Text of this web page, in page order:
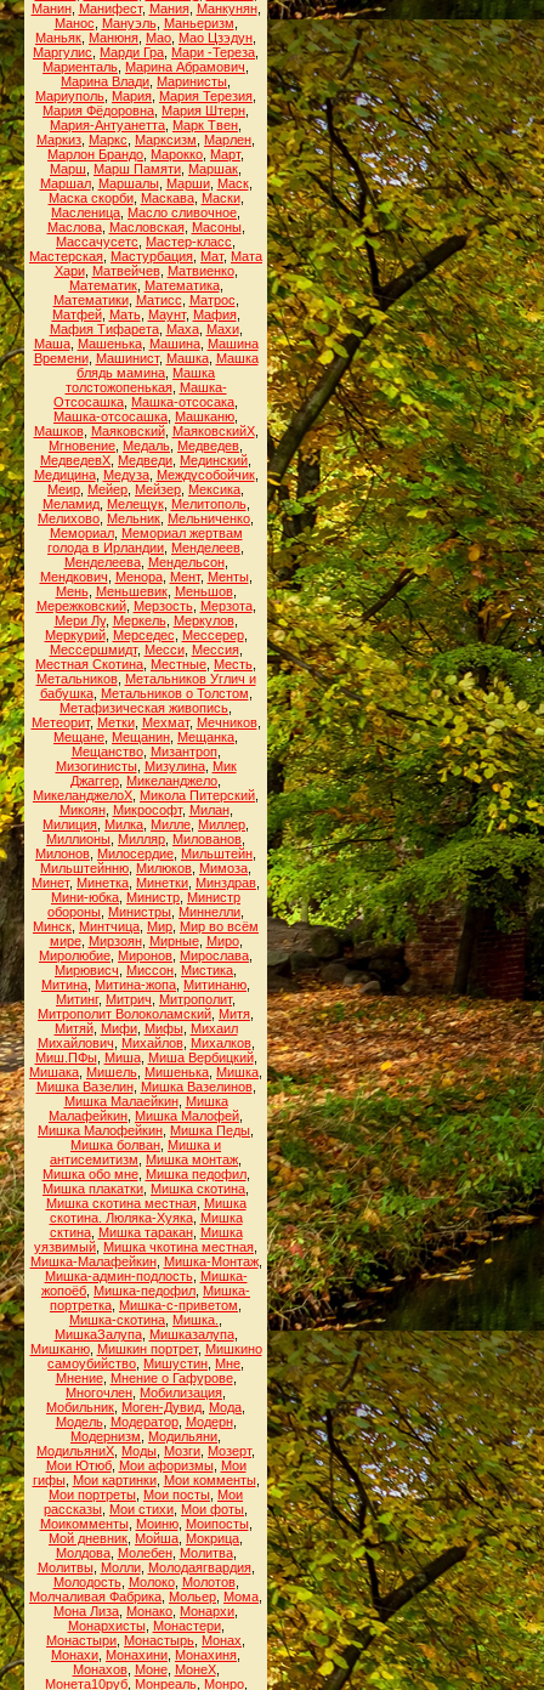
Манин, Манифест, Мания, Манкунян,
Манос
Мануэль, Маньеризм
Маньяк Манюня Мао Мао Цзэдун
Маргулис
Марди Гра Мари -Тереза
Мариенталь Марина Абрамович
Марина Влади Маринисты
Мариуполь Мария Мария Терезия
Мария Фёдоровна Мария Штерн
Мария-Антуанетта Марк Твен
Маркиз Маркс Марксизм Марлен
Марлон Брандо Марокко Март,
Марш
Марш Памяти Маршак
Маршал, Маршалы, Марши, Маск,
Маска скорби, Маскава, Маски,
Масленица Масло сливочное
Маслова, Масловская, Масоны,
Массачусетс
Мастер-класс
Мастерская Мастурбация Мат, Мата
Хари, Матвейчев, Матвиенко,
Математик, Математика,
Математики, Матисс Матрос
Матфей, Мать, Маунт, Мафия,
Мафия Тифарета, Маха, Махи,
Маша, Машенька, Машина, Машина
Времени, Машинист, Машка, Машка
блядь мамина Машка
толстожопенькая, Машка-
Отсосашка Машка-отсосака
Машка-отсосашка Машканю
Машков, Маяковский, МаяковскийХ,
Мгновение Медаль Медведев
МедведевХ Медведи Мединский
Медицина, Медуза, Междусобойчик,
Меир Мейер Мейзер Мексика
Меламид, Мелещук, Мелитополь,
Мелихово Мельник Мельниченко
Мемориал, Мемориал жертвам
голода в Ирландии Менделеев
Менделеева, Мендельсон,
Мендкович
Менора, Мент, Менты,
Мень, Меньшевик, Меньшов,
Мережковский, Мерзость, Мерзота,
Мери Лу, Меркель, Меркулов,
Меркурий, Мерседес Мессерер,
Мессершмидт, Месси, Мессия,
Местная Скотина Местные Месть
Метальников, Метальников Углич и
бабушка, Метальников о Толстом
Метафизическая живопись
Метеорит, Метки, Мехмат, Мечников,
Мещане Мещанин Мещанка
Мещанство, Мизантроп,
Мизогинисты, Мизулина, Мик
Джаггер Микеланджело
МикеланджелоХ Микола Питерский
Микоян, Микрософт, Милан,
Милиция Милка Милле Миллер
Миллионы Милляр Милованов
Милонов Милосердие Мильштейн
Мильштейнню Милюков Мимоза
Минет, Минетка Минетки Минздрав
Мини-юбка Министр Министр
обороны Министры Миннелли
Минск Минтчица Мир Мир во всём
мире, Мирзоян, Мирные, Миро,
Миролюбие Миронов Мирослава
Мирювисч
Миссон Мистика
Митина Митина-жопа Митинаню
Митинг, Митрич Митрополит,
Митрополит Волоколамский Митя
Митяй, Мифи, Мифы, Михаил
Михайлович
Михайлов, Михалков,
Миш.ПФы, Миша, Миша Вербицкий,
Мишака Мишель Мишенька Мишка
Мишка Вазелин, Мишка Вазелинов,
Мишка Малаейкин, Мишка
Малафейкин Мишка Малофей
Мишка Малофейкин Мишка Педы
Мишка болван Мишка и
антисемитизм
Мишка монтаж
Мишка обо мне, Мишка педофил,
Мишка плакатки Мишка скотина
Мишка скотина местная, Мишка
скотина. Люляка-Хуяка, Мишка
сктина, Мишка таракан, Мишка
уязвимый Мишка чкотина местная
Мишка-Малафейкин, Мишка-Монтаж,
Мишка-админ-подлость, Мишка-
жопоёб Мишка-педофил Мишка-
портретка Мишка-с-приветом
Мишка-скотина Мишка.
МишкаЗалупа, Мишказалупа,
Мишканю, Мишкин портрет, Мишкино
самоубийство Мишустин Мне
Мнение, Мнение о Гафурове,
Многочлен Мобилизация
Мобильник Моген-Дувид Мода
Модель, Модератор, Модерн,
Модернизм
Модильяни
МодильяниХ Моды Мозги Мозерт,
Мои Ютюб, Мои афоризмы, Мои
гифы, Мои картинки, Мои комменты,
Мои портреты Мои посты Мои
рассказы Мои стихи Мои фоты
Моикомменты, Моиню, Моипосты,
Мой дневник Мойша Мокрица
Молдова, Молебен, Молитва,
Молитвы, Молли, Молодаягвардия,
Молодость, Молоко, Молотов,
Молчаливая Фабрика Мольер Мома
Мона Лиза Монако Монархи
Монархисты, Монастери,
Монастыри Монастырь Монах
Монахи Монахини Монахиня
Монахов, Моне, МонеХ,
Монета10руб, Монреаль, Монро,